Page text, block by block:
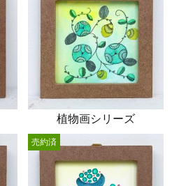
植物画シリーズ
売約済